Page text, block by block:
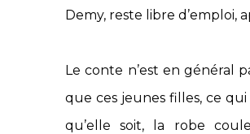
Demy, reste libre d’emploi,
Le conte n’est en général
que ces jeunes filles, ce
qu’elle soit, la robe